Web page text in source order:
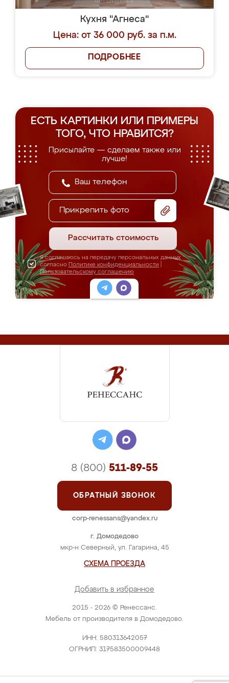
Кухня "Агнеса"
Цена: от 36 000 руб. за п.м.
ПОДРОБНЕЕ
ЕСТЬ КАРТИНКИ ИЛИ ПРИМЕРЫ
ТОГО, ЧТО НРАВИТСЯ?
Присылайте — сделаем также или
лучше!
Прикрепить фото
Рассчитать стоимость
Я соглашаюсь на передачу персональных данных
согласно Политике конфиденциальности
Пользовательскому соглашению
2015 - 2026 © Ренессанс.
Мебель от производителя в Домодедово.
ИНН: 580313642057
ОГРНИП: 317583500009448
г. Домодедово
мкр-н Северный, ул. Гагарина, 45
СХЕМА ПРОЕЗДА
Добавить в избранное
8 (800) 511-89-55
ОБРАТНЫЙ ЗВОНОК
corp-renessans@yandex.ru